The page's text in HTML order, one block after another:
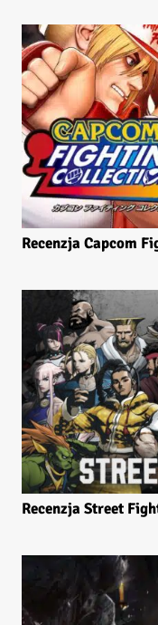
Recenzja Capcom
Recenzja Street